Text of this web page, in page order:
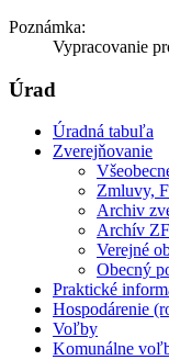
Poznámka:
Vypracovanie
Úrad
Úradná tabuľa
Zverejňovanie
Zmluvy,
Archiv
Archív
Verejné
Obecný
Praktické
Hospodárenie
Voľby
Komunálne